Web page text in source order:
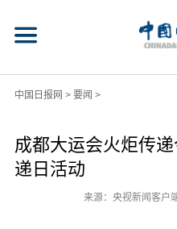
中国日报网 > 要闻 >
成都大运会火炬传
递日活动
来源：央视新闻客户